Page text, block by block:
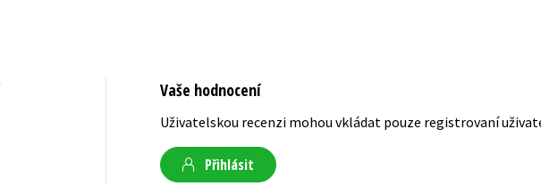
Vaše hodnocení
Uživatelskou recenzi mohou vkládat pouze registrovaní
Přihlásit